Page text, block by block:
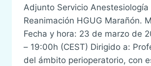
Adjunto Servicio Anestesiología
Reanimación HGUG Marañón.
Fecha y hora: 23 de marzo de
– 19:00h (CEST) Dirigido a:
del ámbito perioperatorio, con